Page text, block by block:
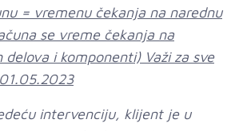
= vremenu čekanja na narednu
se vreme čekanja na
i komponenti) Važi za sve
intervenciju, klijent je u